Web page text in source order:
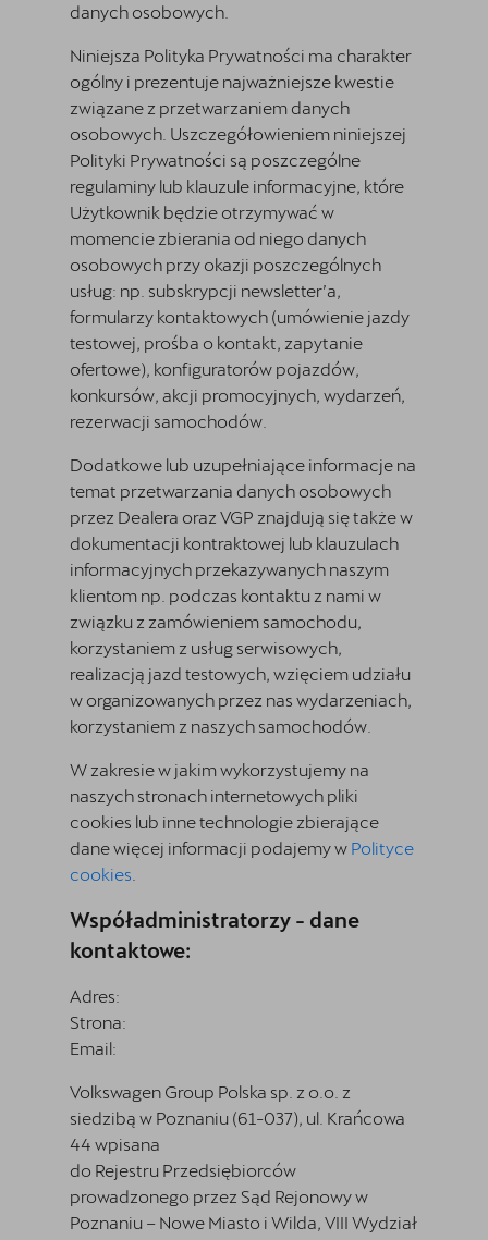
danych osobowych.
Niniejsza Polityka Prywatności ma charakter
ogólny i prezentuje najważniejsze kwestie
związane z przetwarzaniem danych
osobowych. Uszczegółowieniem niniejszej
Polityki Prywatności są poszczególne
regulaminy lub klauzule informacyjne, które
Użytkownik będzie otrzymywać w
momencie zbierania od niego danych
osobowych przy okazji poszczególnych
usług: np. subskrypcji newsletter’a,
formularzy kontaktowych (umówienie jazdy
testowej, prośba o kontakt, zapytanie
ofertowe), konfiguratorów pojazdów,
konkursów, akcji promocyjnych, wydarzeń,
rezerwacji samochodów.
Dodatkowe lub uzupełniające informacje na
temat przetwarzania danych osobowych
przez Dealera oraz VGP znajdują się także w
dokumentacji kontraktowej lub klauzulach
informacyjnych przekazywanych naszym
klientom np. podczas kontaktu z nami w
związku z zamówieniem samochodu,
korzystaniem z usług serwisowych,
realizacją jazd testowych, wzięciem udziału
w organizowanych przez nas wydarzeniach,
korzystaniem z naszych samochodów.
W zakresie w jakim wykorzystujemy na
naszych stronach internetowych pliki
cookies lub inne technologie zbierające
dane więcej informacji podajemy w Polityce
cookies
Współadministratorzy - dane
kontaktowe:
Adres:
Strona:
Email:
Volkswagen Group Polska sp. z o.o. z
siedzibą w Poznaniu (61-037), ul. Krańcowa
44 wpisana
do Rejestru Przedsiębiorców
prowadzonego przez Sąd Rejonowy w
Poznaniu – Nowe Miasto i Wilda, VIII Wydział